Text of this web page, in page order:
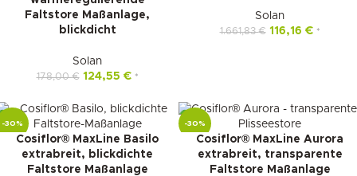
Faltstore Maßanlage,
blickdicht
Solan
178,00€ 124,55 € *
Solan
1.661,83€ 116,16 € *
-30%
Cosiflor® MaxLine Basilo
extrabreit, blickdichte
Faltstore Maßanlage
-30%
Cosiflor® MaxLine Aurora
extrabreit, transparente
Faltstore Maßanlage